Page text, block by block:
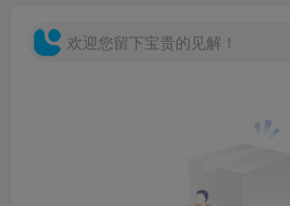
欢迎您留下宝贵的见解！